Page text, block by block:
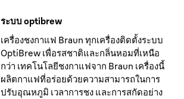
ระบบ optibrew
เครื่องชงกาแฟ Braun ทุกเครื่องติดตั้งระบบ
OptiBrew เพื่อรสชาติและกลิ่นหอมที่เหนือ
กว่า เทคโนโลยีชงกาแฟจาก Braun เครื่องนี้
ผลิตกาแฟที่อร่อยด้วยความสามารถในการ
ปรับอุณหภูมิ เวลาการชง และการสกัดอย่าง